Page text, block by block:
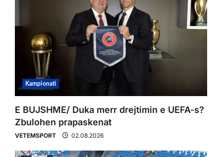
Kampionati
E BUJSHME/ Duka merr drejtimin e UEFA-s?
Zbulohen prapaskenat
VETEMSPORT 02.08.2026